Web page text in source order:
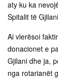
aty ku ka
Spitalit të
Ai vlerësoi
donacionet e
Gjilani dhe ja,
nga rotarianët